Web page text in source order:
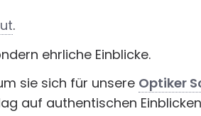
.
ehrliche Einblicke.
sie sich für unsere Optiker
auf authentischen